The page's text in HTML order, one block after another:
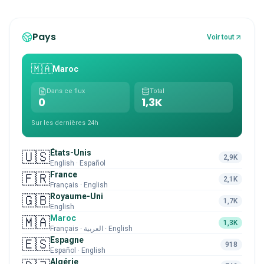
Pays Voir tout
🇲🇦Maroc
Dans ce flux
0
Total
1,3K
Sur les dernières 24h
🇺🇸États-Unis
English · Español
2,9K
🇫🇷France
Français · English
2,1K
🇬🇧Royaume-Uni
English
1,7K
🇲🇦Maroc
Français · العربية · English
1,3K
🇪🇸Espagne
Español · English
918
Algérie